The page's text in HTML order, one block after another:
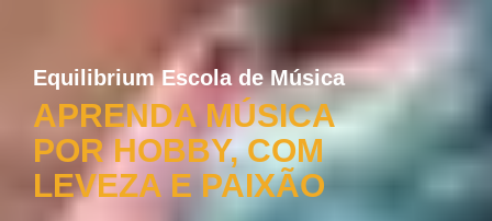
Equilibrium Escola de Música
APRENDA MÚSICA
POR HOBBY, COM
LEVEZA E PAIXÃO